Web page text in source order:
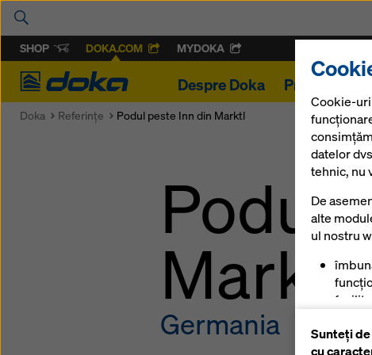
SHOP DOKA.COM MYDOKA
Doka
Despre Doka Proiecte
Doka Referinţe Podul peste Inn din Marktl
Podul
Marktl
Germania
Cookie-
datelor
tehnic, nu
De
alte
ul nostru
Sunteți
cu